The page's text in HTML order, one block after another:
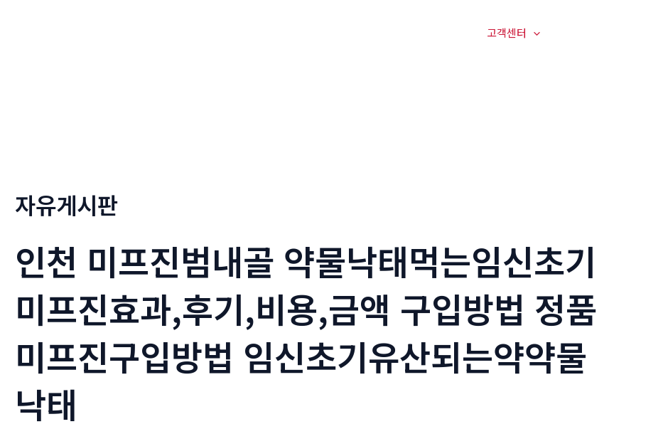
고객센터
자유게시판
인천 미프진범내골 약물낙태먹는임신초기
미프진효과,후기,비용,금액 구입방법 정품
미프진구입방법 임신초기유산되는약약물
낙태